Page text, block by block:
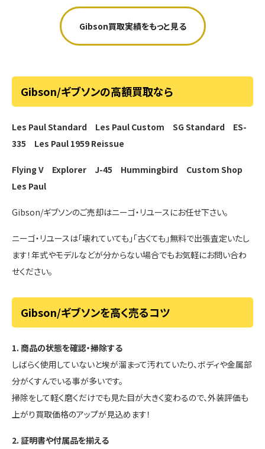
Gibson買取実績をもっと見る
Gibson/ギブソンの高額買取なら
Les Paul Standard Les Paul Custom SG Standard ES-
335 Les Paul 1959 Reissue
Flying V Explorer J-45 Hummingbird Custom Shop
Les Paul
Gibson/ギブソンのご売却はニーゴ・リユースにお任せ下さい。
ニーゴ・リユースは「壊れていても」「古くても」無料で出張査定いたし
ます！年式やモデルなどが分からない場合でもお気軽にお問い合わ
せください。
Gibson/ギブソンを高く売るコツ
1. 商品の状態を確認・掃除する
しばらく使用していないと埃が溜まって汚れていたり、ボディや金属部
分がくすんでいる事が多いです。
掃除をして軽く磨くだけでも見た目が大きく変わるので、外装評価も
上がり買取価格のアップが見込めます！
2. 証明書や付属品を揃える